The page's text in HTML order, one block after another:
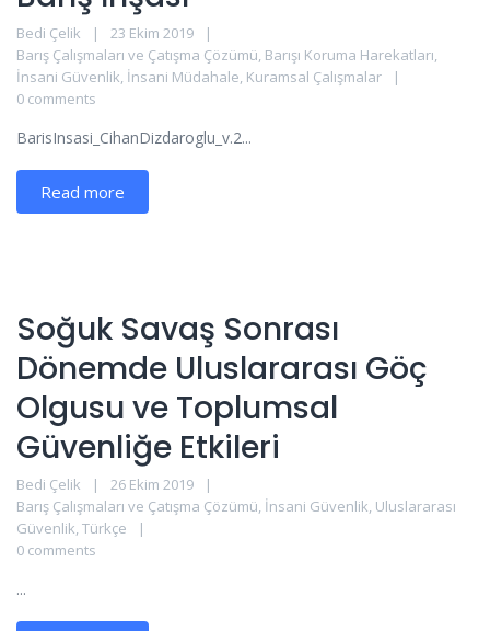
Bedi Çelik
23 Ekim 2019
Barış Çalışmaları ve Çatışma Çözümü, Barışı Koruma Harekatları,
İnsani Güvenlik, İnsani Müdahale, Kuramsal Çalışmalar
0 comments
BarisInsasi_CihanDizdaroglu_v.2...
Read more
Soğuk Savaş Sonrası
Dönemde Uluslararası Göç
Olgusu ve Toplumsal
Güvenliğe Etkileri
Bedi Çelik
26 Ekim 2019
Barış Çalışmaları ve Çatışma Çözümü, İnsani Güvenlik, Uluslararası
Güvenlik, Türkçe
0 comments
...